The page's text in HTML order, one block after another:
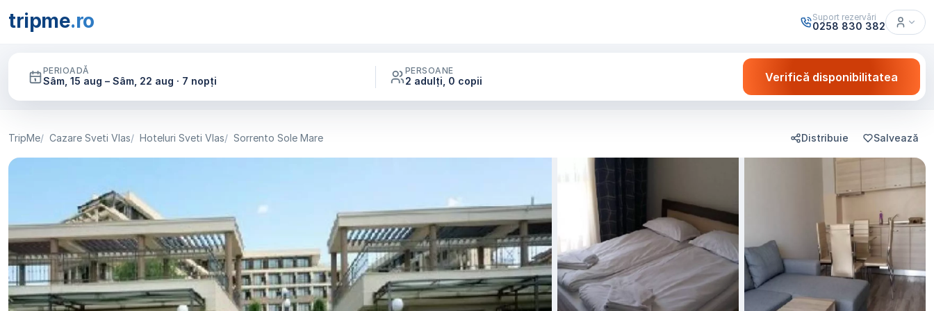
tripme.ro Suport rezervări
0258 830 382
PERIOADĂ
Sâm, 15 aug – Sâm, 22 aug · 7 nopți
PERSOANE
2 adulți, 0 copii Verifică disponibilitatea
TripMe Cazare Sveti Vlas Hoteluri Sveti Vlas Sorrento Sole Mare Distribuie Salvează